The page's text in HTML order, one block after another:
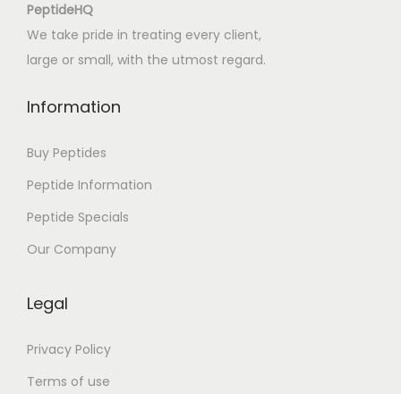
PeptideHQ
We take pride in treating every client,
large or small, with the utmost regard.
Information
Buy Peptides
Peptide Information
Peptide Specials
Our Company
Legal
Privacy Policy
Terms of use